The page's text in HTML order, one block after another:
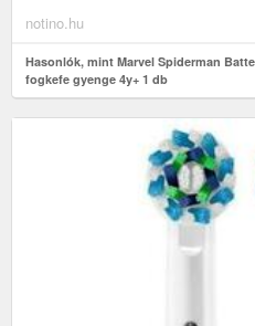
notino.hu
Hasonlók, mint Marvel Spiderman
fogkefe gyenge 4y+ 1 db